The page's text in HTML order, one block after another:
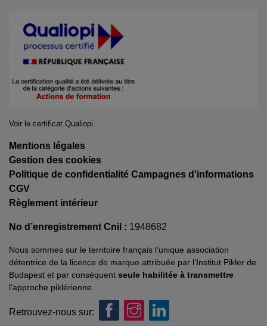
Voir le certificat Qualiopi
Mentions légales
Gestion des cookies
Politique de confidentialité Campagnes d'informations
CGV
Règlement intérieur
No d’enregistrement Cnil : 1948682
Nous sommes sur le territoire français l’unique association
détentrice de la licence de marque attribuée par l’Institut Pikler de
Budapest et par conséquent seule habilitée à transmettre
l’approche piklérienne.
Retrouvez-nous sur: